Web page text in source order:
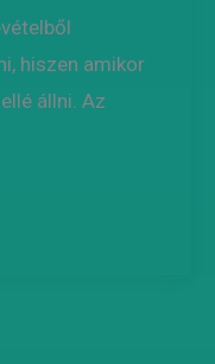
hiszen amikor
állni. Az